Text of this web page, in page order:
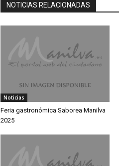
NOTICIAS RELACIONADAS
Noticias
Feria gastronómica Saborea Manilva
2025